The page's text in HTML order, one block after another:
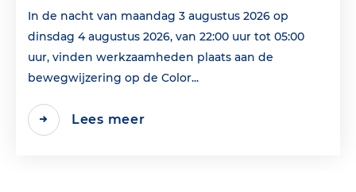
In de nacht van maandag 3 augustus 2026 op
dinsdag 4 augustus 2026, van 22:00 uur tot 05:00
uur, vinden werkzaamheden plaats aan de
bewegwijzering op de Color...
Lees meer